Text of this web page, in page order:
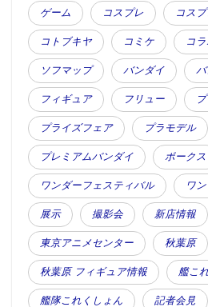
ゲーム コスプレ コス
コトブキヤ コミケ コ
ソフマップ バンダイ
フィギュア フリュー
プライズフェア プラモデル
プレミアムバンダイ ボークス
ワンダーフェスティバル ワ
展示 撮影会 新店情報
東京アニメセンター 秋葉原
秋葉原 フィギュア情報 艦こ
艦隊これくしょん 記者会見